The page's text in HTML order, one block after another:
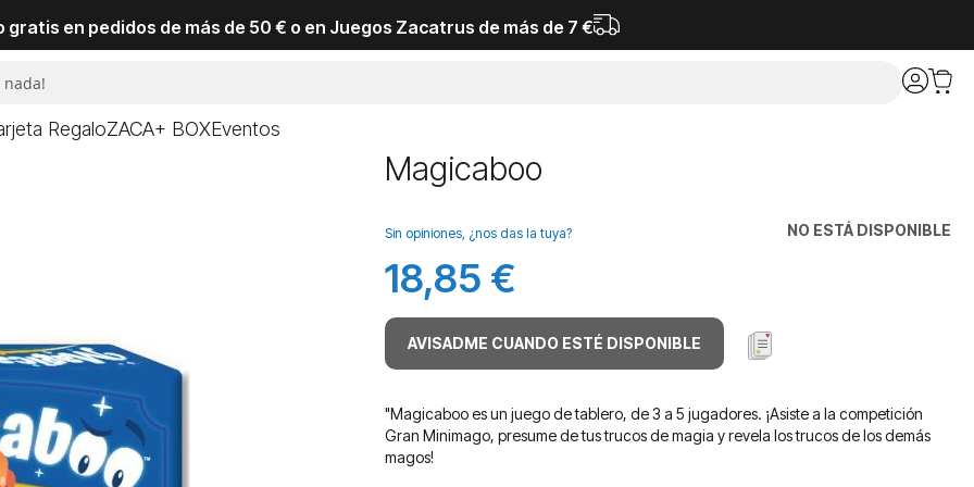
gratis en pedidos de más de 50 € o en Juegos Zacatrus de más de 7 €
RegaloZACA+ BOXEventos
Magicaboo
NO ESTÁ DISPONIBLE
Sin opiniones, ¿nos das la tuya?
18,85 €
AVISADME CUANDO ESTÉ DISPONIBLE
"Magicaboo es un juego de tablero, de 3 a 5 jugadores. ¡Asiste a la competición
Gran Minimago, presume de tus trucos de magia y revela los trucos de los demás
magos!